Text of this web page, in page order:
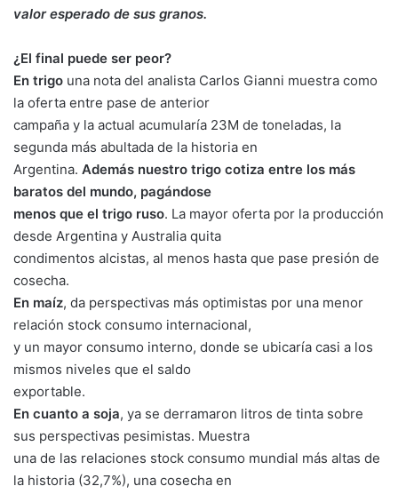
valor esperado de sus granos.
¿El final puede ser peor?
En trigo una nota del analista Carlos Gianni muestra como
la oferta entre pase de anterior
campaña y la actual acumularía 23M de toneladas, la
segunda más abultada de la historia en
Argentina. Además nuestro trigo cotiza entre los más
baratos del mundo, pagándose
menos que el trigo ruso. La mayor oferta por la producción
desde Argentina y Australia quita
condimentos alcistas, al menos hasta que pase presión de
cosecha.
En maíz, da perspectivas más optimistas por una menor
relación stock consumo internacional,
y un mayor consumo interno, donde se ubicaría casi a los
mismos niveles que el saldo
exportable.
En cuanto a soja, ya se derramaron litros de tinta sobre
sus perspectivas pesimistas. Muestra
una de las relaciones stock consumo mundial más altas de
la historia (32,7%), una cosecha en